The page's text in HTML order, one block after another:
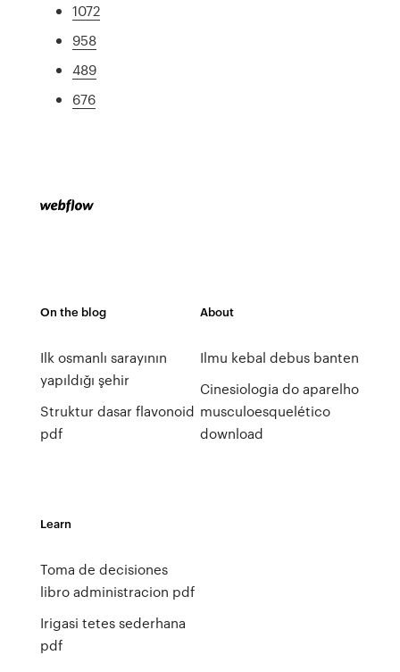
1072
958
489
676
On the blog
Ilk osmanlı sarayının
yapıldığı şehir
Struktur dasar flavonoid
pdf
About
Ilmu kebal debus banten
Cinesiologia do aparelho
musculoesquelético
download
Learn
Toma de decisiones
libro administracion pdf
Irigasi tetes sederhana
pdf